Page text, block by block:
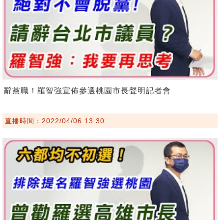
辭黨職！羅智強宣佈參選桃園市長聲明記者會
直播時間：2022/04/06 13:30